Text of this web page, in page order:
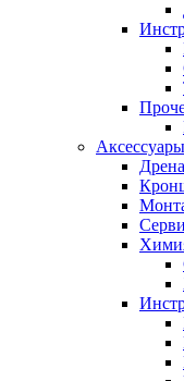
Аксессуары